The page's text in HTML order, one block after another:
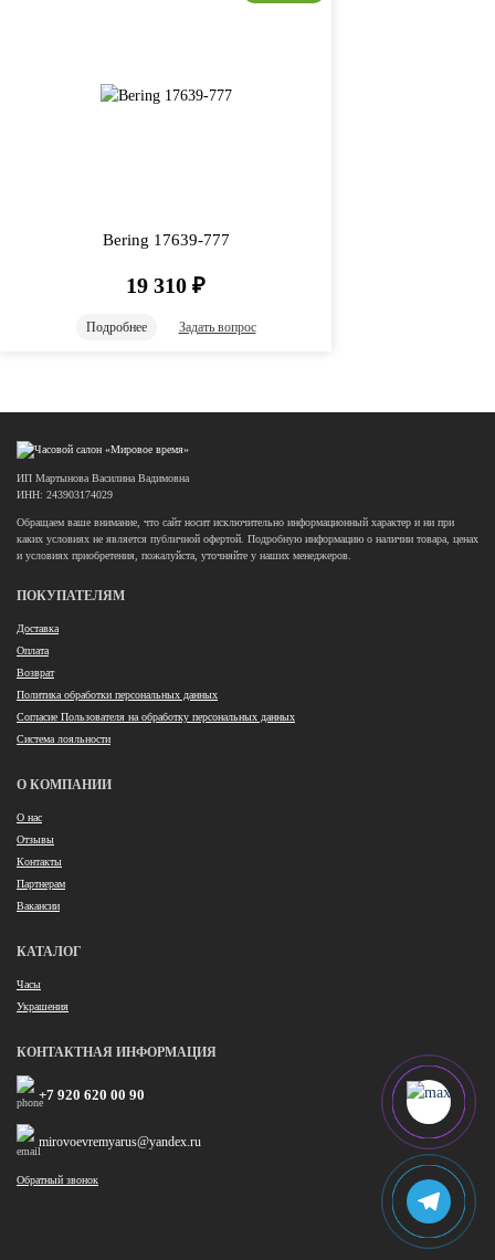
Bering 17639-777
19 310 ₽
Подробнее Задать вопрос
ИП Мартынова Василина Вадимовна
ИНН: 243903174029
Обращаем ваше внимание, что сайт носит исключительно информационный характер и ни при
каких условиях не является публичной офертой. Подробную информацию о наличии товара, ценах
и условиях приобретения, пожалуйста, уточняйте у наших менеджеров.
ПОКУПАТЕЛЯМ
Доставка
Оплата
Возврат
Политика обработки персональных данных
Согласие Пользователя на обработку персональных данных
Система лояльности
О КОМПАНИИ
О нас
Отзывы
Контакты
Партнерам
Вакансии
КАТАЛОГ
Часы
Украшения
КОНТАКТНАЯ ИНФОРМАЦИЯ
+7 920 620 00 90
mirovoevremyarus@yandex.ru
Обратный звонок